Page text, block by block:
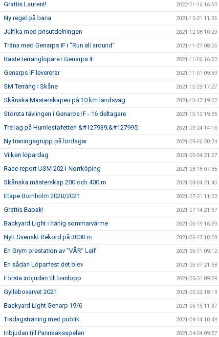
Grattis Laurent! 2022-01-16 16:50
Ny regel på bana 2021-12-21 11:36
Julfika med prisutdelningen 2021-12-08 10:29
Träna med Genarps IF i "Run all around" 2021-11-27 08:26
Bäste terränglöpare i Genarps IF 2021-11-06 16:53
Genarps IF levererar 2021-11-01 09:59
SM Terräng i Skåne 2021-10-23 17:27
Skånska Mästerskapen på 10 km landsväg 2021-10-17 19:02
Största tävlingen i Genarps IF - 16 deltagare 2021-10-10 19:35
Tre lag på Humlestafetten &#127939;&#127995; 2021-09-24 14:16
Ny träningsgrupp på lördagar 2021-09-06 20:24
Vilken löpardag 2021-09-04 21:27
Race report USM 2021 Norrköping 2021-08-18 07:35
Skånska mästerskap 200 och 400 m 2021-08-04 21:40
Etape Bornholm 2020/2021 2021-07-31 11:03
Grattis Babak! 2021-07-14 21:57
Backyard Light i härlig sommarvärme 2021-06-19 16:39
Nytt Svenskt Rekord på 3000 m 2021-06-17 10:28
En Grym prestation av ”VÅR” Leif 2021-06-11 09:12
En sådan Löparfest det blev 2021-06-07 21:58
Första inbjudan till banlopp 2021-05-31 09:39
Gyllebovarvet 2021 2021-05-22 18:19
Backyard Light Genarp 19/6 2021-05-15 11:37
Tisdagsträning med publik 2021-04-14 10:49
Inbjudan till Pannkaksspelen 2021-04-04 09:57